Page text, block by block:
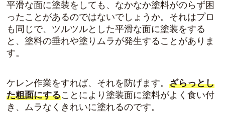
平滑な面に塗装をしても、なかなか塗料がのらず困
ったことがあるのではないでしょうか。それはプロ
も同じで、ツルツルとした平滑な面に塗装をする
と、塗料の垂れや塗りムラが発生することがありま
す。
ケレン作業をすれば、それを防げます。ざらっとし
た粗面にすることにより塗装面に塗料がよく食い付
き、ムラなくきれいに塗れるのです。